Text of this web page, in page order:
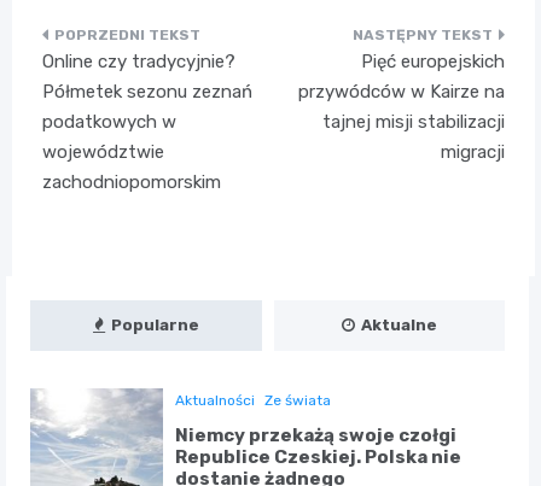
Nawigacja
wpisu
Online czy tradycyjnie?
Półmetek sezonu zeznań
podatkowych w
województwie
zachodniopomorskim
Pięć europejskich
przywódców w Kairze na
tajnej misji stabilizacji
migracji
Popularne Aktualne
Aktualności Ze świata
Niemcy przekażą swoje czołgi
Republice Czeskiej. Polska nie
dostanie żadnego